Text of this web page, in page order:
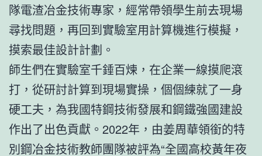
隊電渣冶金技術專家，經常帶領學生前去現場
尋找問題，再回到實驗室用計算機進行模擬，
摸索最佳設計計劃。
師生們在實驗室千錘百煉，在企業一線摸爬滾
打，從研討計算到現場實操，個個練就了一身
硬工夫，為我國特鋼技術發展和鋼鐵強國建設
作出了出色貢獻。2022年，由姜周華領銜的特
別鋼冶金技術教師團隊被評為“全國高校黃年夜